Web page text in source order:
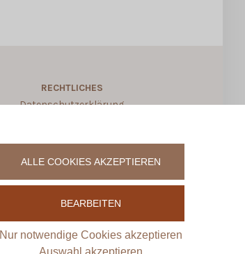
RECHTLICHES
Datenschutzerklärung
Vertrag widerrufen
Impressum
Zahlungsweisen
Versand & Lieferung
Kontakt
ALLE COOKIES AKZEPTIEREN
BEARBEITEN
Nur notwendige Cookies akzeptieren
Auswahl akzeptieren